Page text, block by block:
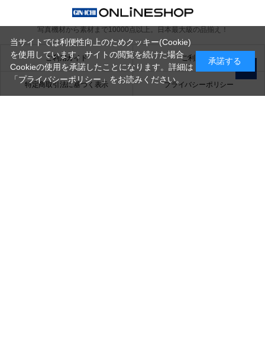
写真機材から素材まで10000点以上。 日本最大級の品揃え！
ご利用ガイド ご利用規約
特定商取引法に基づく表示 プライバシーポリシー
当サイトでは利便性向上のためクッキー(Cookie)
を使用しています。サイトの閲覧を続けた場合
Cookieの使用を承諾したことになります。詳細は
「プライバシーポリシー」 をお読みください。
承諾する